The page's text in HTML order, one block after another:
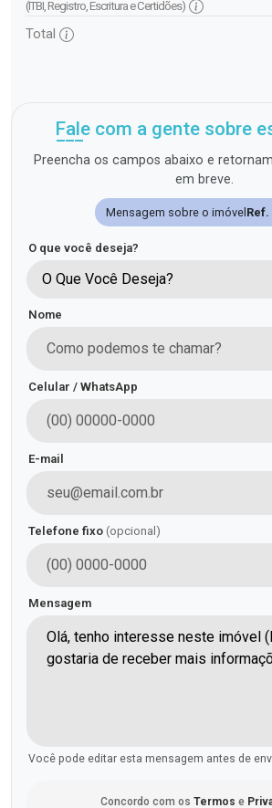
(ITBI, Registro, Escritura e Certidões)
Total
Fale com a gente sobre
Preencha os campos abaixo e
em breve.
Mensagem sobre o imóvel Ref.
O que você deseja?
O Que Você Deseja?
Nome
Celular / WhatsApp
E-mail
Telefone fixo (opcional)
Mensagem
Você pode editar esta mensagem antes de
Concordo com os Termos e